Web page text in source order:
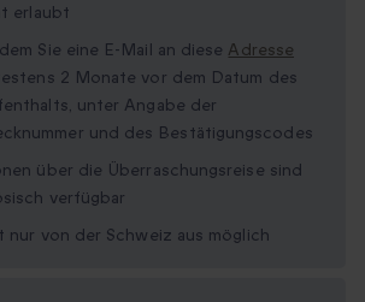
erlaubt
Sie eine E-Mail an diese Adresse
2 Monate vor dem Datum des
unter Angabe der
und des Bestätigungscodes
über die Überraschungsreise sind
verfügbar
nur von der Schweiz aus möglich